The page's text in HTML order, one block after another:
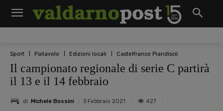
Sport Pallavolo Edizioni locali Castelfranco Piandiscò
Il campionato regionale di serie C partirà
il 13 e il 14 febbraio
di Michele Bossini 3 Febbraio 2021 427